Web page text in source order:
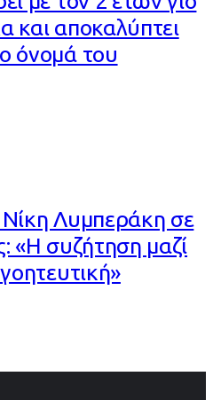
και αποκαλύπτει
όνομά του
Λυμπεράκη σε
«Η συζήτηση μαζί